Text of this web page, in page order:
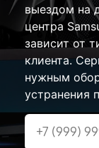
выездом на
центра
зависит от
клиента.
нужным
устранения